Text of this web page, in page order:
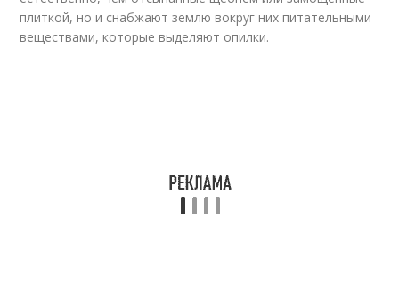
плиткой, но и снабжают землю вокруг них питательными
веществами, которые выделяют опилки.